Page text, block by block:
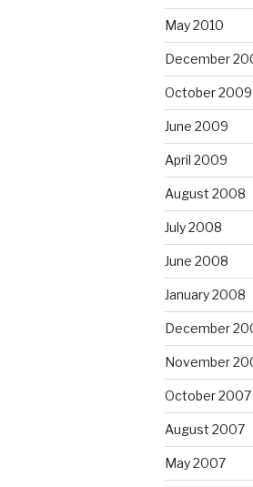
May 2010
December
October 2009
June 2009
April 2009
August 2008
July 2008
June 2008
January 2008
December
November
October 2007
August 2007
May 2007